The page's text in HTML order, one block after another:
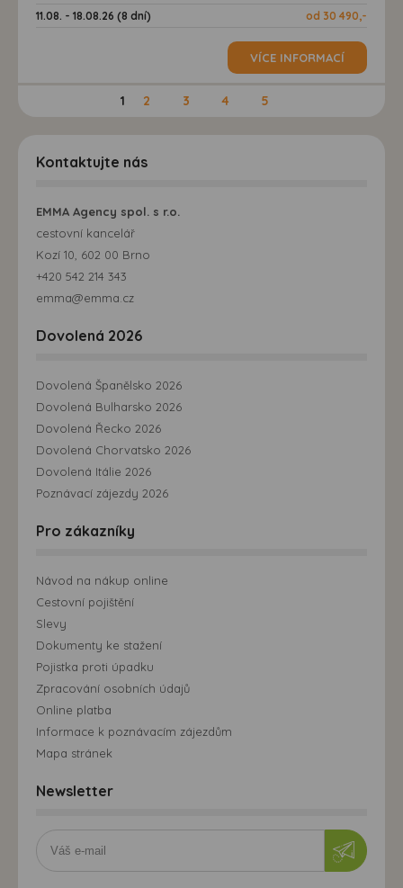
11.08. - 18.08.26 (8 dní)
od 30 490,-
VÍCE INFORMACÍ
1 2 3 4 5
Kontaktujte nás
EMMA Agency spol. s r.o.
cestovní kancelář
Kozí 10, 602 00 Brno
+420 542 214 343
emma@emma.cz
Dovolená 2026
Dovolená Španělsko 2026
Dovolená Bulharsko 2026
Dovolená Řecko 2026
Dovolená Chorvatsko 2026
Dovolená Itálie 2026
Poznávací zájezdy 2026
Pro zákazníky
Návod na nákup online
Cestovní pojištění
Slevy
Dokumenty ke stažení
Pojistka proti úpadku
Zpracování osobních údajů
Online platba
Informace k poznávacím zájezdům
Mapa stránek
Newsletter